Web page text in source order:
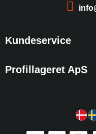
Kundeservice
Profillageret ApS